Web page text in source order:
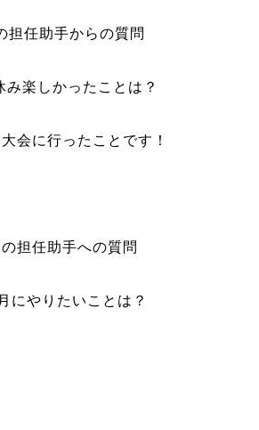
担任助手からの質問
楽しかったことは？
会に行ったことです！
担任助手への質問
やりたいことは？